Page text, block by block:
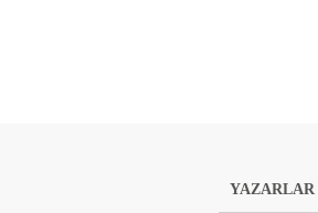
YAZARLAR